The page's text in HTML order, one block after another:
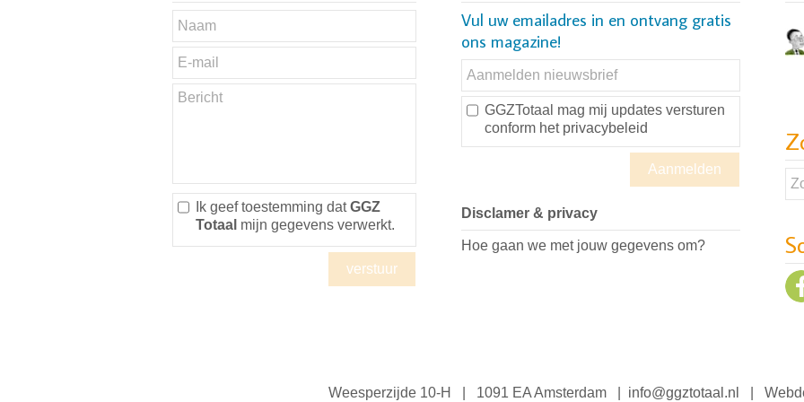
Ik geef toestemming datGGZ
Totaal mijn gegevens verwerkt.
Vul uw emailadres in en ontvang gratis
ons magazine!
GGZTotaal mag mij updates versturen
conform het privacybeleid
Disclamer & privacy
Hoe gaan we met jouw gegevens om?
Weesperzijde 10-H | 1091 EA Amsterdam | info@ggztotaal.nl |